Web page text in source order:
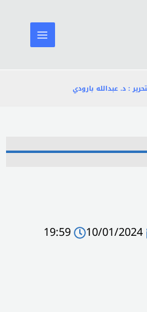
: د. عبدالله بارودي
10/01/2024
19:59